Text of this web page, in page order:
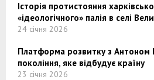
Історія протистояння
«ідеологічного» палія в селі
24 січня 2026
Платформа розвитку з Антоном
покоління, яке відбудує країну
23 січня 2026